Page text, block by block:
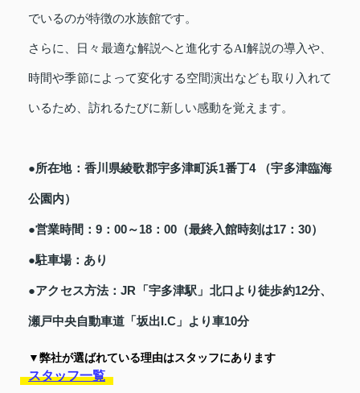
でいるのが特徴の水族館です。
さらに、日々最適な解説へと進化するAI解説の導入や、
時間や季節によって変化する空間演出なども取り入れて
いるため、訪れるたびに新しい感動を覚えます。
●所在地：香川県綾歌郡宇多津町浜1番丁4 （宇多津臨海
公園内）
●営業時間：9：00～18：00（最終入館時刻は17：30）
●駐車場：あり
●アクセス方法：JR「宇多津駅」北口より徒歩約12分、
瀬戸中央自動車道「坂出I.C」より車10分
▼弊社が選ばれている理由はスタッフにあります
スタッフ一覧